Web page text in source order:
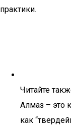
практики.
Читайте
Алмаз – это
как